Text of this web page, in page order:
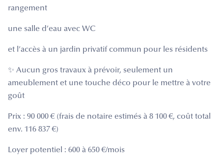
rangement
une salle d’eau avec WC
et l’accès à un jardin privatif commun pour les résidents
✨ Aucun gros travaux à prévoir, seulement un
ameublement et une touche déco pour le mettre à votre
goût ️
Prix : 90 000 € (frais de notaire estimés à 8 100 €, coût total
env. 116 837 €)
Loyer potentiel : 600 à 650 €/mois